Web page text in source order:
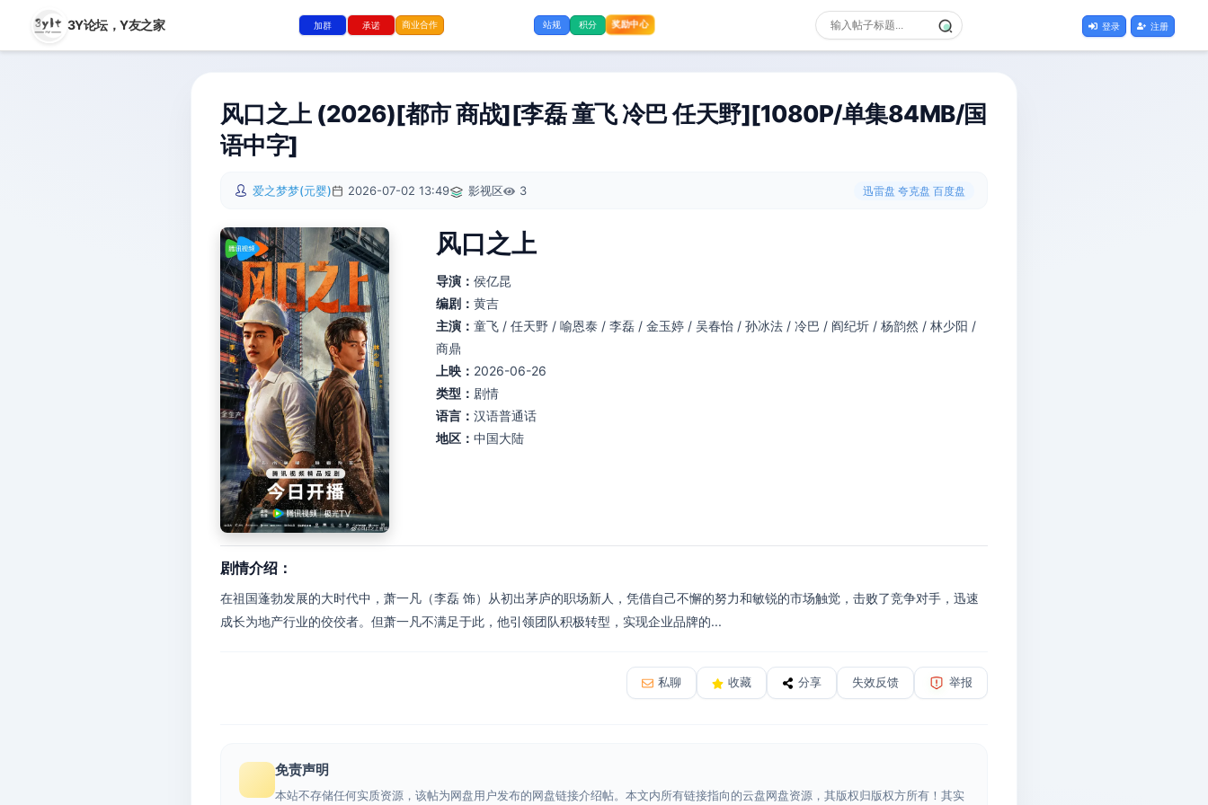
3Y论坛，Y友之家 加群 承诺 商业合作 站规 积分 奖励中心 登录 注册
风口之上 (2026)[都市 商战][李磊 童飞 冷巴 任天野][1080P/单集84MB/国
语中字]
爱之梦梦(元婴) 2026-07-02 13:49 影视区 3 迅雷盘 夸克盘 百度盘
风口之上
导演： 侯亿昆
编剧： 黄吉
主演： 童飞 / 任天野 / 喻恩泰 / 李磊 / 金玉婷 / 吴春怡 / 孙冰法 / 冷巴 / 阎纪圻 / 杨韵然 / 林少阳 /
商鼎
上映： 2026-06-26
类型： 剧情
语言： 汉语普通话
地区： 中国大陆
剧情介绍：
在祖国蓬勃发展的大时代中，萧一凡（李磊 饰）从初出茅庐的职场新人，凭借自己不懈的努力和敏锐的市场触觉，击败了竞争对手，迅速
成长为地产行业的佼佼者。但萧一凡不满足于此，他引领团队积极转型，实现企业品牌的...
私聊 收藏 分享 失效反馈 举报
免责声明
本站不存储任何实质资源，该帖为网盘用户发布的网盘链接介绍帖。本文内所有链接指向的云盘网盘资源，其版权归版权方所有！其实